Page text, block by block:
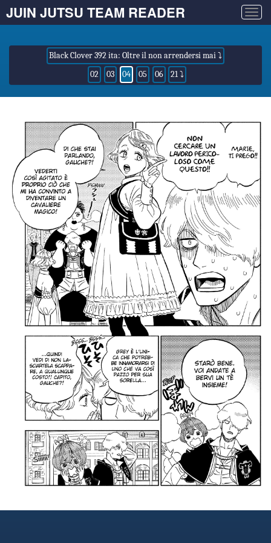
JUIN JUTSU TEAM READER
Black Clover 392 ita: Oltre il non arrendersi mai ⤵
02
03 04 05 06 21 ⤵